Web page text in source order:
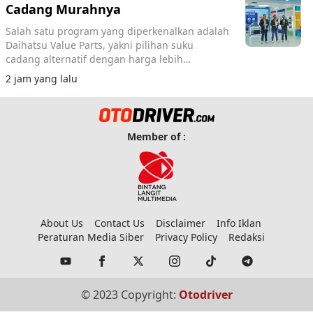
Cadang Murahnya
Salah satu program yang diperkenalkan adalah
Daihatsu Value Parts, yakni pilihan suku
cadang alternatif dengan harga lebih
terjangkau.
2 jam yang lalu
Member of :
About Us Contact Us Disclaimer
Info Iklan
Peraturan Media Siber
Privacy Policy Redaksi
© 2023 Copyright: Otodriver